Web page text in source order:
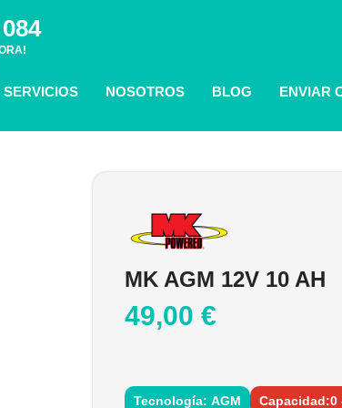
SERVICIOS NOSOTROS BLOG ENVIAR
MK AGM 12V 10 AH
49,00 €
Tecnología: AGM
Capacidad:0